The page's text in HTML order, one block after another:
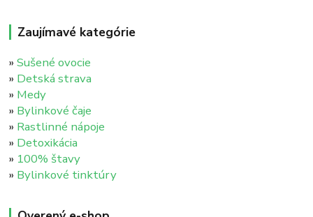
Zaujímavé kategórie
»Sušené ovocie
» Detská strava
» Medy
» Bylinkové čaje
» Rastlinné nápoje
» Detoxikácia
» 100% štavy
» Bylinkové tinktúry